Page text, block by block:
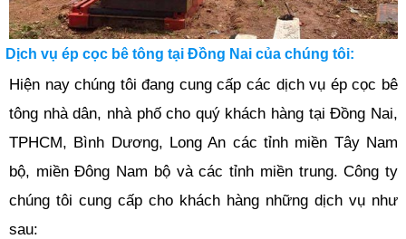
Dịch vụ ép cọc bê tông tại Đồng Nai của chúng tôi:
Hiện nay chúng tôi đang cung cấp các dịch vụ ép cọc bê
tông nhà dân, nhà phố cho quý khách hàng tại Đồng Nai,
TPHCM, Bình Dương, Long An các tỉnh miền Tây Nam
bộ, miền Đông Nam bộ và các tỉnh miền trung. Công ty
chúng tôi cung cấp cho khách hàng những dịch vụ như
sau: